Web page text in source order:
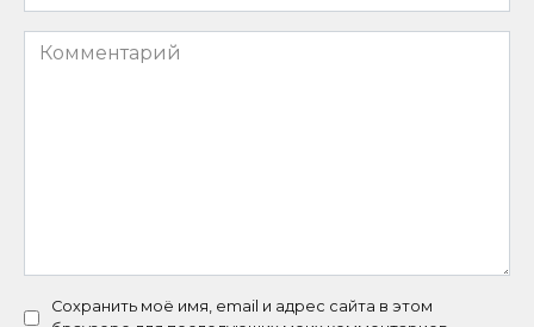
*
Комментарий
Сохранить моё имя, email и адрес сайта в этом